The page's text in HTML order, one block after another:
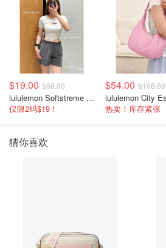
$19.00 $88.00
lululemon Softstreme 女士高腰短裤 10cm
仅限2码$19！
$54.00 $108.00
热卖！库存紧张
猜你喜欢